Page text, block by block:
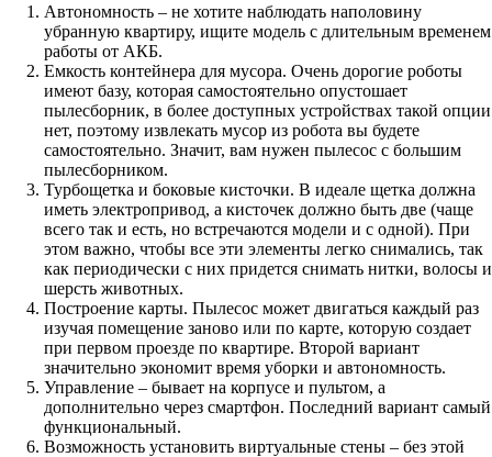
Автономность – не хотите наблюдать наполовину
убранную квартиру, ищите модель с длительным временем
работы от АКБ.
Емкость контейнера для мусора. Очень дорогие роботы
имеют базу, которая самостоятельно опустошает
пылесборник, в более доступных устройствах такой опции
нет, поэтому извлекать мусор из робота вы будете
самостоятельно. Значит, вам нужен пылесос с большим
пылесборником.
Турбощетка и боковые кисточки. В идеале щетка должна
иметь электропривод, а кисточек должно быть две (чаще
всего так и есть, но встречаются модели и с одной). При
этом важно, чтобы все эти элементы легко снимались, так
как периодически с них придется снимать нитки, волосы и
шерсть животных.
Построение карты. Пылесос может двигаться каждый раз
изучая помещение заново или по карте, которую создает
при первом проезде по квартире. Второй вариант
значительно экономит время уборки и автономность.
Управление – бывает на корпусе и пультом, а
дополнительно через смартфон. Последний вариант самый
функциональный.
Возможность установить виртуальные стены – без этой